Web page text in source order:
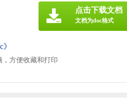
，方便收藏和打印
点击下载文档
文档为doc格式